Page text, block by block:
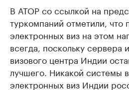
В АТОР со ссылкой на
туркомпаний отметили, что
электронных виз на этом
всегда, поскольку сервера
визового центра Индии
лучшего. Никакой системы
электронных виз Индии